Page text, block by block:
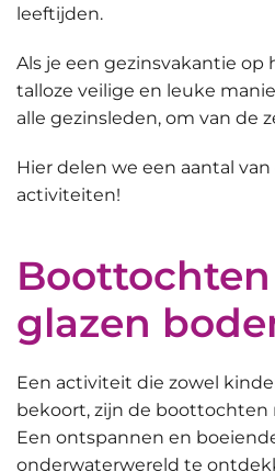
leeftijden.
Als je een gezinsvakantie op
talloze veilige en leuke
alle gezinsleden, om van de
Hier delen we een aantal
activiteiten!
glazen
Een activiteit die zowel
bekoort, zijn de boottochten
Een ontspannen en
onderwaterwereld te